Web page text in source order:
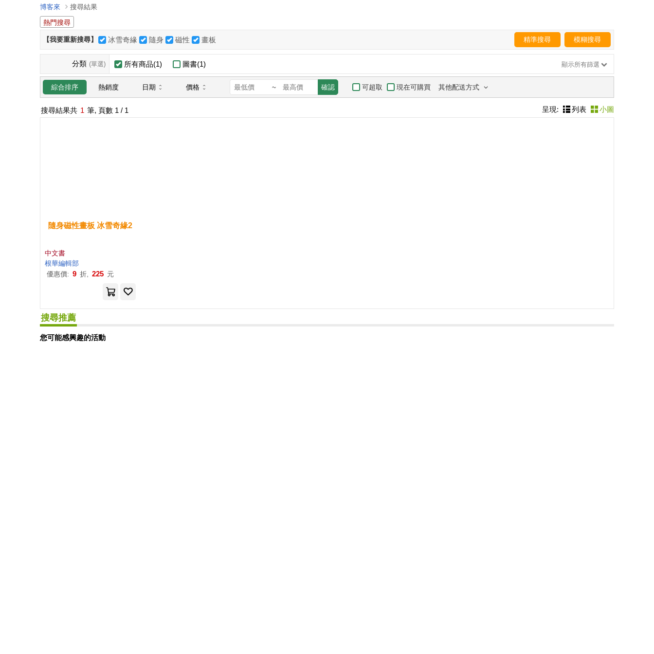
博客來
搜尋結果
熱門搜尋
【我要重新搜尋】 冰雪奇緣 隨身 磁性 畫板 精準搜尋 模糊搜尋
分類 (單選) 所有商品(1) 圖書(1) 顯示所有篩選
綜合排序 熱銷度 日期 價格 ~ 確認 可超取 現在可購買 其他配送方式
搜尋結果共 1 筆, 頁數 1 / 1 呈現: 列表 小圖
隨身磁性畫板 冰雪奇緣2
中文書
根華編輯部
優惠價: 9 折, 225 元
搜尋推薦
您可能感興趣的活動